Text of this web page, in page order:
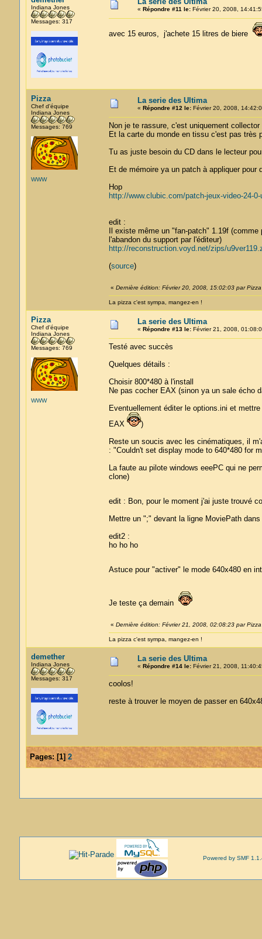
Indiana Jones
Messages: 317
« Répondre #11 le:Février 20, 2008,
avec 15 euros, j'achete 15 litres de biere
Pizza
Chef d'équipe
Indiana Jones
Messages: 769
WWW
La serie des Ultima
« Répondre #12 le:Février 20, 2008,
Non je te rassure, c'est uniquement collector
Et la carte du monde en tissu c'est pas très
Tu as juste besoin du CD dans le lecteur
Et de mémoire ya un patch à appliquer pour
Hop
http://www.clubic.com/patch-jeux-video-24-
edit :
Il existe même un "fan-patch" 1.19f
l'abandon du support par l'éditeur)
http://reconstruction.voyd.net/zips/
(source)
« Dernière édition: Février 20, 2008, 15:02:03 par Pizza
La pizza c'est sympa, mangez-en !
Pizza
Chef d'équipe
Indiana Jones
Messages: 769
WWW
La serie des Ultima
« Répondre #13 le:Février 21, 2008,
Testé avec succès
Quelques détails :
Choisir 800*480 à l'install
Ne pas cocher EAX (sinon ya un sale écho
Eventuellement éditer le options.ini et
EAX
)
Reste un soucis avec les cinématiques, il
: "Couldn't set display mode to 640*480 for
La faute au pilote windows eeePC qui ne
clone)
edit : Bon, pour le moment j'ai juste trouvé
Mettre un ";" devant la ligne MoviePath
edit2 :
ho ho ho
Astuce pour "activer" le mode 640x480 en
Je teste ça demain
« Dernière édition: Février 21, 2008, 02:08:23 par Pizza
La pizza c'est sympa, mangez-en !
demether
Indiana Jones
Messages: 317
La serie des Ultima
« Répondre #14 le:Février 21, 2008,
coolos!
reste à trouver le moyen de passer en
Pages:[1] 2
Powered by SMF